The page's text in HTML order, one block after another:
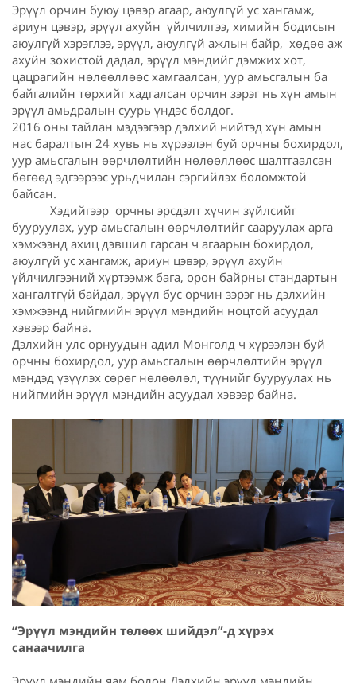
Эрүүл орчин буюу цэвэр агаар, аюулгүй ус хангамж,
ариун цэвэр, эрүүл ахуйн үйлчилгээ, химийн бодисын
аюулгүй хэрэглээ, эрүүл, аюулгүй ажлын байр, хөдөө аж
ахуйн зохистой дадал, эрүүл мэндийг дэмжих хот,
цацрагийн нөлөөллөөс хамгаалсан, уур амьсгалын ба
байгалийн төрхийг хадгалсан орчин зэрэг нь хүн амын
эрүүл амьдралын суурь үндэс болдог.
2016 оны тайлан мэдээгээр дэлхий нийтэд хүн амын
нас баралтын 24 хувь нь хүрээлэн буй орчны бохирдол,
уур амьсгалын өөрчлөлтийн нөлөөллөөс шалтгаалсан
бөгөөд эдгээрээс урьдчилан сэргийлэх боломжтой
байсан.
Хэдийгээр орчны эрсдэлт хүчин зүйлсийг
бууруулах, уур амьсгалын өөрчлөлтийг сааруулах арга
хэмжээнд ахиц дэвшил гарсан ч агаарын бохирдол,
аюулгүй ус хангамж, ариун цэвэр, эрүүл ахуйн
үйлчилгээний хүртээмж бага, орон байрны стандартын
хангалтгүй байдал, эрүүл бус орчин зэрэг нь дэлхийн
хэмжээнд нийгмийн эрүүл мэндийн ноцтой асуудал
хэвээр байна.
Дэлхийн улс орнуудын адил Монголд ч хүрээлэн буй
орчны бохирдол, уур амьсгалын өөрчлөлтийн эрүүл
мэндэд үзүүлэх сөрөг нөлөөлөл, түүнийг бууруулах нь
нийгмийн эрүүл мэндийн асуудал хэвээр байна.
“Эрүүл мэндийн төлөөх шийдэл”-д хүрэх
санаачилга